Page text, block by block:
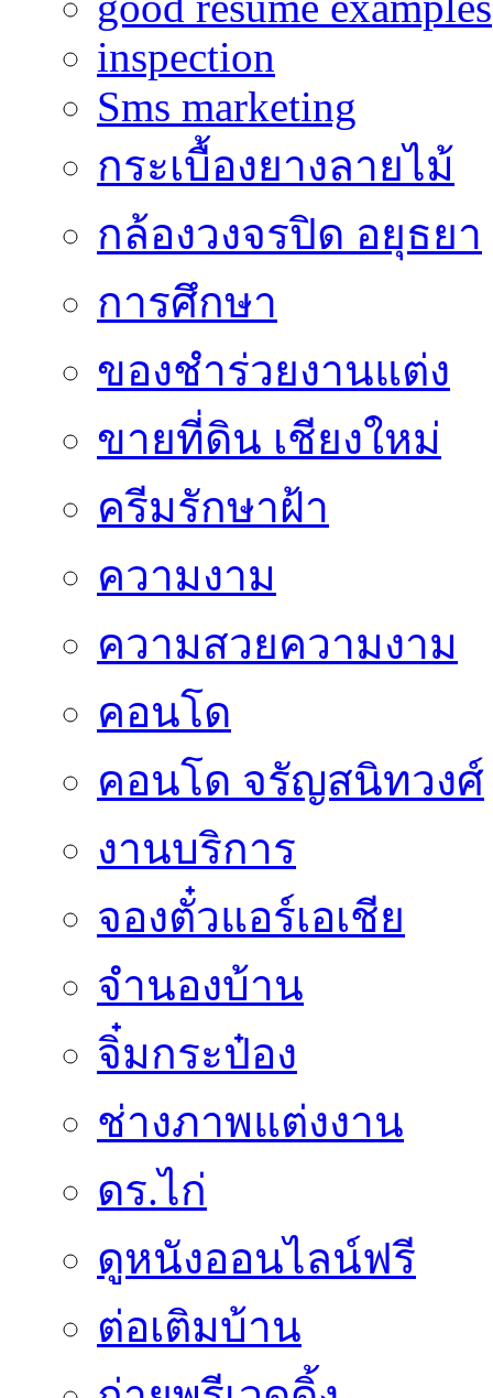
inspection
Sms marketing
กระเบื้องยางลายไม้
กล้องวงจรปิด อยุธยา
การศึกษา
ของชำร่วยงานแต่ง
ขายที่ดิน เชียงใหม่
ครีมรักษาฝ้า
ความงาม
ความสวยความงาม
คอนโด
คอนโด จรัญสนิทวงศ์
งานบริการ
จองตั๋วแอร์เอเชีย
จำนองบ้าน
จิ๋มกระป๋อง
ช่างภาพแต่งงาน
ดร.ไก่
ดูหนังออนไลน์ฟรี
ต่อเติมบ้าน